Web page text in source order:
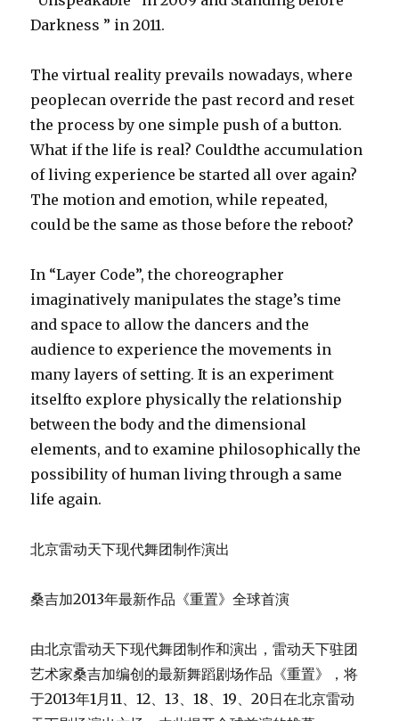
In “Layer Code”, the choreographer
and space to allow the dancers and the
audience to experience the movements in
many layers of setting. It is an experiment
itselfto explore physically the relationship
between the body and the dimensional
elements, and to examine philosophically the
possibility of human living through a same
北京雷动天下现代舞团制作演出
桑吉加2013年最新作品《重置》全球首演
由北京雷动天下现代舞团制作和演出，雷动天下驻团
艺术家桑吉加编创的最新舞蹈剧场作品《重置》，将
于2013年1月11、12、13、18、19、20日在北京雷动
天下剧场演出六场，由此揭开全球首演的帷幕。
制作人杨振业，以及马来西亚顶尖灯光设计师陈剑明
地点：雷动天下剧场